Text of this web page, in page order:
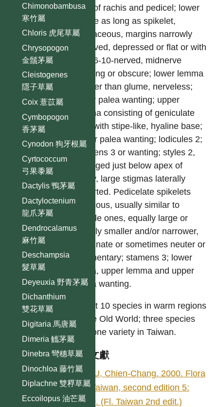
Chimonobambusa
寒竹屬
Chloris 虎尾草屬
Chrysopogon
金鬚茅屬
Cleistogenes
隱子草屬
Coix 薏苡屬
Cymbopogon
香茅屬
Cynodon 狗牙根屬
Cyrtococcum
弓果黍屬
Dactylis 鴨茅屬
Dactyloctenium
龍爪茅屬
Dendrocalamus
麻竹屬
Deschampsia
髮草屬
Deyeuxia 野青茅屬
Dichanthium
雙花草屬
Digitaria 馬唐屬
Dimeria 觿茅屬
Dinebra 彎穗草屬
Dinochloa 藤竹屬
Diplachne 雙稃草屬
Eccoilopus 油芒屬
joint of rachis and pedicel; lower
glume as long as spikelet,
herbaceous, margins narrowly
incurved, depressed or flat or with
pits, 6-10-nerved, midnerve
wanting or obscure; lower lemma
shorter than glume, nerveless;
lower palea wanting; upper
lemma consisting of geniculate
awn with stipe-like, hyaline base;
upper palea wanting; lodicules 2;
stamens 3 or wanting; styles 2,
arranged just below apex of
ovary, large stigmas laterally
exserted. Pedicelate spikelets
muticous, usually similar to
sessile ones, equally large or
slightly smaller and/or narrower,
staminate or sometimes neuter or
rudimentary; stamens 3; lower
palea, upper lemma and upper
palea wanting.
About 10 species in warm regions
of the Old World; three species
and one variety in Taiwan.
參考文獻
HSU, Chien-Chang. 2000. Flora
of Taiwan, second edition 5:
530. (Fl. Taiwan 2nd edit.)